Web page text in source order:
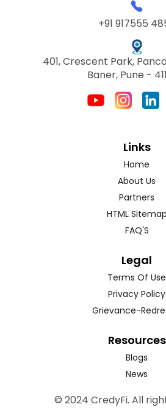
+91 917555
401, Crescent Park,
Baner, Pune -
Links
Home
About Us
Partners
HTML Sitemap
FAQ'S
Legal
Terms Of Use
Privacy Policy
Grievance-
Resources
Blogs
News
© 2024 CredyFi. All